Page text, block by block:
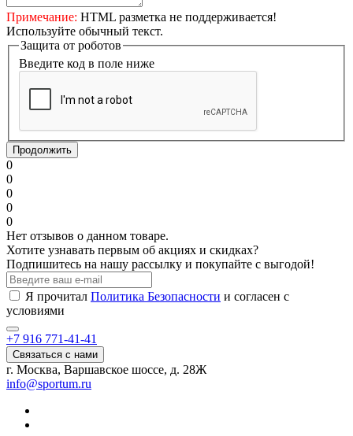
Примечание: HTML разметка не поддерживается!
Используйте обычный текст.
Защита от роботов
Введите код в поле ниже
Продолжить
0
0
0
0
0
Нет отзывов о данном товаре.
Хотите узнавать первым об акциях и скидках?
Подпишитесь на нашу рассылку и покупайте с выгодой!
Я прочитал Политика Безопасности и согласен с
условиями
+7 916 771-41-41
Связаться с нами
г. Москва, Варшавское шоссе, д. 28Ж
info@sportum.ru